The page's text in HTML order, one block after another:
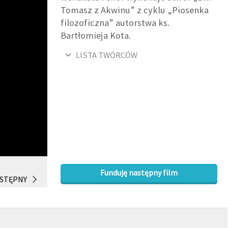
Tomasz z Akwinu” z cyklu „Piosenka
filozoficzna” autorstwa ks.
Bartłomieja Kota.
LISTA TWÓRCÓW
Funduję następny film